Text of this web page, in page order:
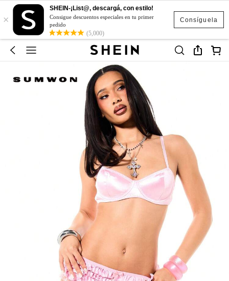
Consíguela
×
SHEIN-¡List@, descargá, con estilo!
Consigue descuentos especiales en tu primer
pedido
(5,000)